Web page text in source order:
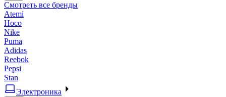
Смотреть все бренды
Atemi
Hoco
Nike
Puma
Adidas
Reebok
Pepsi
Stan
Электроника